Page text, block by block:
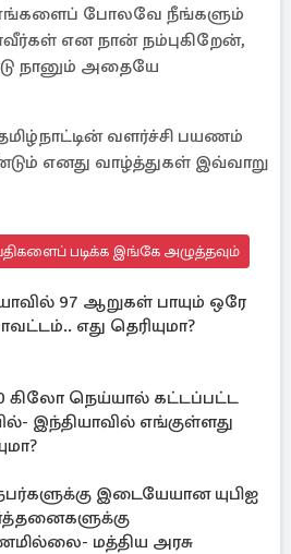
போலவே நீங்களும்
என நான் நம்புகிறேன்,
நானும் அதையே
வளர்ச்சி பயணம்
எனது வாழ்த்துகள் இவ்வாறு
படிக்க இங்கே அழுத்தவும்
97 ஆறுகள் பாயும் ஒரே
எது தெரியுமா?
கிலோ நெய்யால் கட்டப்பட்ட
இந்தியாவில் எங்குள்ளது
இடையேயான யுபிஐ
மத்திய அரசு